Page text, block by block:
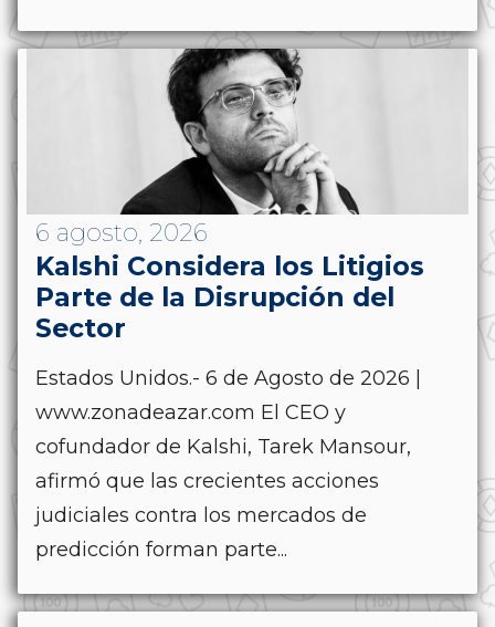
6 agosto, 2026
Kalshi Considera los Litigios
Parte de la Disrupción del
Sector
Estados Unidos.- 6 de Agosto de 2026 |
www.zonadeazar.com El CEO y
cofundador de Kalshi, Tarek Mansour,
afirmó que las crecientes acciones
judiciales contra los mercados de
predicción forman parte...